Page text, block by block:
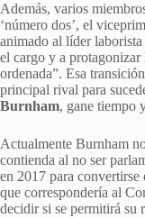
Además, varios
‘número dos’, el
animado al líder
el cargo y a
ordenada”. Esa
principal rival para
Burnham, gane tiempo
Actualmente Burnham
contienda al no ser
en 2017 para
que correspondería al
decidir si se permitirá su